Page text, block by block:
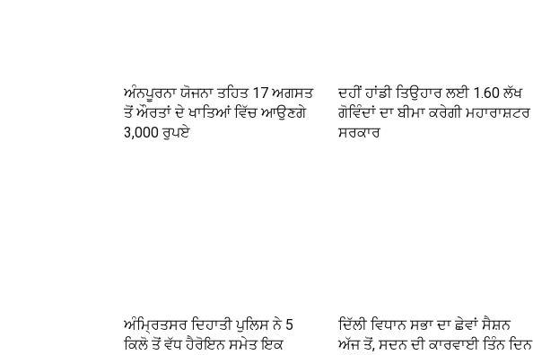
ਅੰਨਪੂਰਨਾ ਯੋਜਨਾ ਤਹਿਤ 17 ਅਗਸਤ
ਤੋਂ ਔਰਤਾਂ ਦੇ ਖਾਤਿਆਂ ਵਿੱਚ ਆਉਣਗੇ
3,000 ਰੁਪਏ
ਦਹੀਂ ਹਾਂਡੀ ਤਿਉਹਾਰ ਲਈ 1.60 ਲੱਖ
ਗੋਵਿੰਦਾਂ ਦਾ ਬੀਮਾ ਕਰੇਗੀ ਮਹਾਰਾਸ਼ਟਰ
ਸਰਕਾਰ
ਅੰਮ੍ਰਿਤਸਰ ਦਿਹਾਤੀ ਪੁਲਿਸ ਨੇ 5
ਕਿਲੋ ਤੋਂ ਵੱਧ ਹੈਰੋਇਨ ਸਮੇਤ ਇਕ
ਦਿੱਲੀ ਵਿਧਾਨ ਸਭਾ ਦਾ ਛੇਵਾਂ ਸੈਸ਼ਨ
ਅੱਜ ਤੋਂ, ਸਦਨ ਦੀ ਕਾਰਵਾਈ ਤਿੰਨ ਦਿਨ